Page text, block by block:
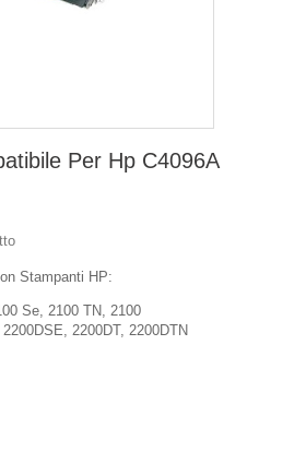
Per Hp C4096A
Stampanti HP:
Se, 2100 TN, 2100
2200DSE, 2200DT, 2200DTN